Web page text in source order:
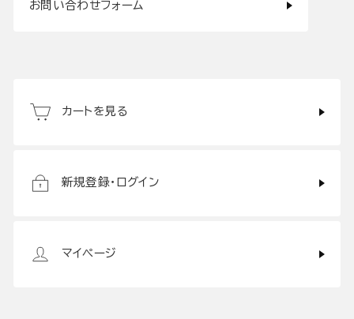
お問い合わせフォーム
カートを見る
新規登録・ログイン
マイページ